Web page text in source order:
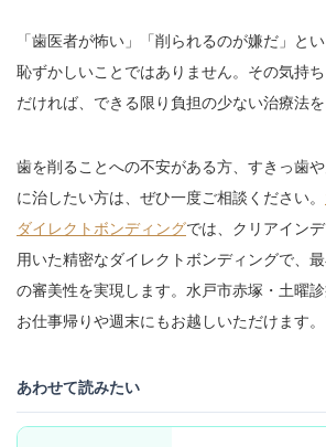
「歯医者が怖い」「削られるのが嫌だ」と
恥ずかしいことではありません。その気持
だければ、できる限り負担の少ない治療法を
歯を削ることへの不安がある方、すきっ歯
に治したい方は、ぜひ一度ご相談ください。
ダイレクトボンディングでは、クリアイン
用いた精密なダイレクトボンディングで、
の審美性を実現します。水戸市赤塚・土曜診
お仕事帰りや週末にもお越しいただけます。
あわせて読みたい